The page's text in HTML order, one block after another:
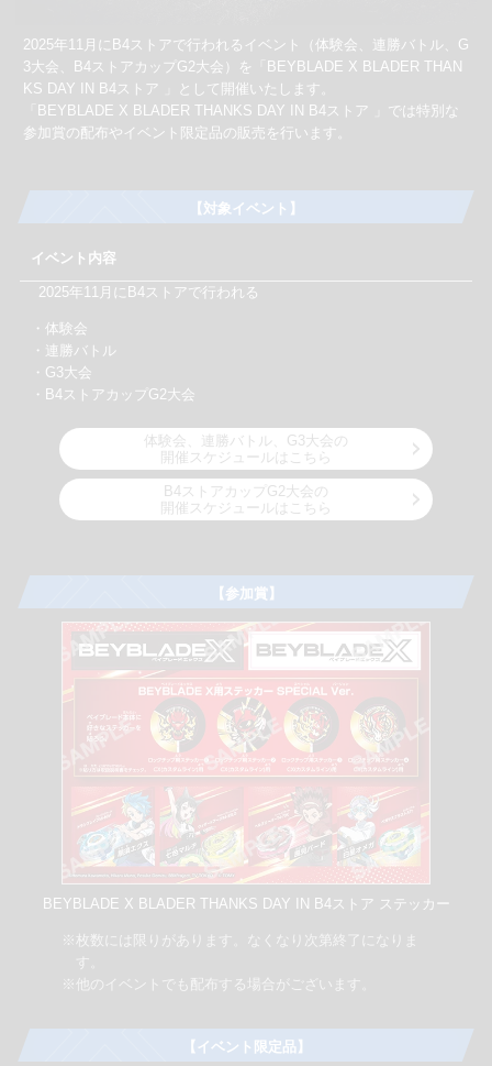
2025年11月にB4ストアで行われるイベント（体験会、連勝バトル、G
3大会、B4ストアカップG2大会）を「BEYBLADE X BLADER THAN
KS DAY IN B4ストア 」として開催いたします。
「BEYBLADE X BLADER THANKS DAY IN B4ストア 」では特別な
参加賞の配布やイベント限定品の販売を行います。
【対象イベント】
イベント内容
2025年11月にB4ストアで行われる
・体験会
・連勝バトル
・G3大会
・B4ストアカップG2大会
体験会、連勝バトル、G3大会の
開催スケジュールはこちら
B4ストアカップG2大会の
開催スケジュールはこちら
【参加賞】
BEYBLADE X BLADER THANKS DAY IN B4ストア ステッカー
※枚数には限りがあります。なくなり次第終了になりま
※他のイベントでも配布する場合がございます。
【イベント限定品】